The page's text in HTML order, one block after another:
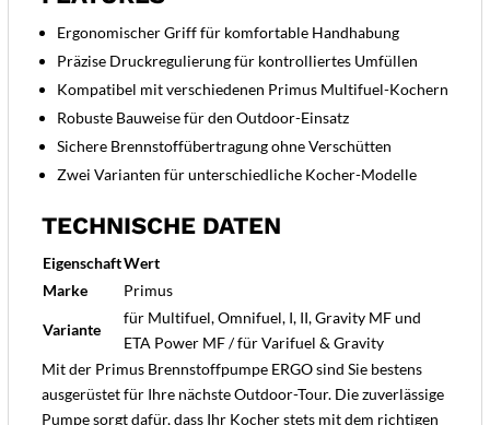
Ergonomischer Griff für komfortable Handhabung
Präzise Druckregulierung für kontrolliertes Umfüllen
Kompatibel mit verschiedenen Primus Multifuel-Kochern
Robuste Bauweise für den Outdoor-Einsatz
Sichere Brennstoffübertragung ohne Verschütten
Zwei Varianten für unterschiedliche Kocher-Modelle
TECHNISCHE DATEN
EigenschaftWert
Marke
Primus
Variante
für Multifuel, Omnifuel, I, II, Gravity MF und
ETA Power MF / für Varifuel & Gravity
Mit der Primus Brennstoffpumpe ERGO sind Sie bestens
ausgerüstet für Ihre nächste Outdoor-Tour. Die zuverlässige
Pumpe sorgt dafür, dass Ihr Kocher stets mit dem richtigen